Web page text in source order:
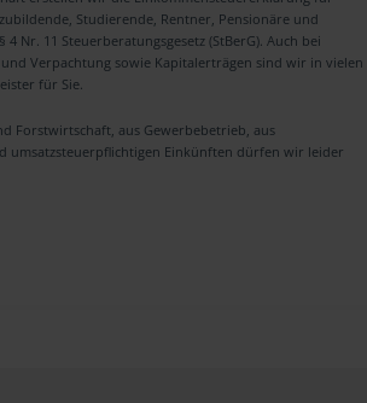
Studierende, Rentner, Pensionäre und
Nr. 11 Steuerberatungsgesetz (StBerG). Auch bei
Verpachtung sowie Kapitalerträgen sind wir in vielen
für Sie.
Forstwirtschaft, aus Gewerbebetrieb, aus
umsatzsteuerpflichtigen Einkünften dürfen wir leider